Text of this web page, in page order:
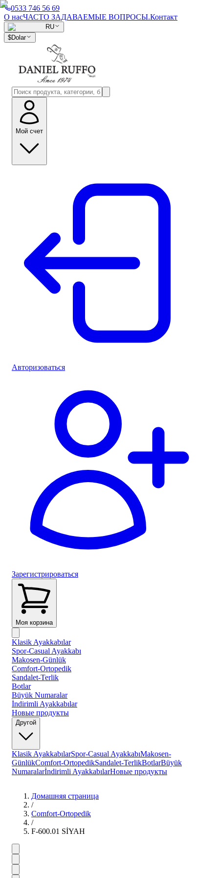
0533 746 56 69
О насЧАСТО ЗАДАВАЕМЫЕ ВОПРОСЫ.Контакт
RU
$Dolar
Мой счет
Авторизоваться
Зарегистрироваться
Моя корзина
Klasik Ayakkabılar
Spor-Casual Ayakkabı
Makosen-Günlük
Comfort-Ortopedik
Sandalet-Terlik
Botlar
Büyük Numaralar
İndirimli Ayakkabılar
Новые продукты
Другой
Klasik AyakkabılarSpor-Casual AyakkabıMakosen-
GünlükComfort-OrtopedikSandalet-TerlikBotlarBüyük
Numaralarİndirimli AyakkabılarНовые продукты
Домашняя страница
/
Comfort-Ortopedik
/
F-600.01 SİYAH